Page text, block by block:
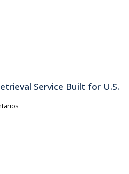
Service Built for U.S.